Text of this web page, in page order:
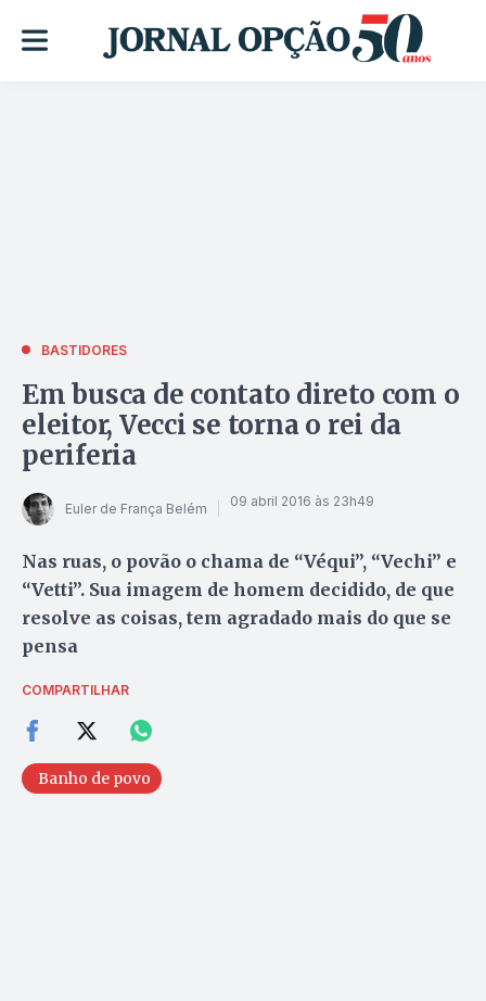
BASTIDORES
Em busca de contato direto com o
eleitor, Vecci se torna o rei da
periferia
Euler de França Belém 09 abril 2016 às 23h49
Nas ruas, o povão o chama de “Véqui”, “Vechi” e
“Vetti”. Sua imagem de homem decidido, de que
resolve as coisas, tem agradado mais do que se
pensa
COMPARTILHAR
Banho de povo